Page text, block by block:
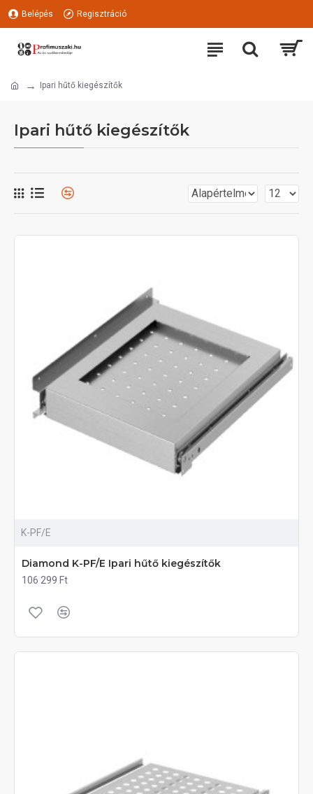
Belépés Regisztráció
Ipari hűtő kiegészítők
Ipari hűtő kiegészítők
K-PF/E
Diamond K-PF/E Ipari hűtő kiegészítők
106 299 Ft